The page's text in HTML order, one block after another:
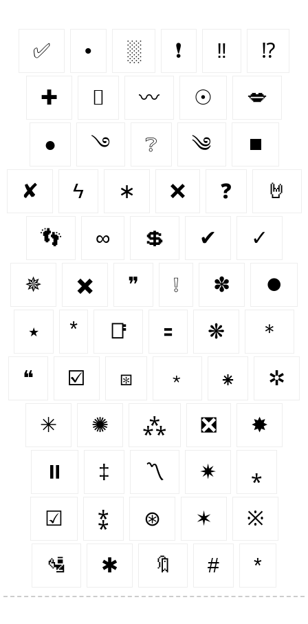
✅ • ░ ❗ ‼ ⁉
✚ 🫆 〰 ☉ 💋
● ࿓ ❔ ༄ ⏹️
✘ ϟ ∗ ❌ ❓ 🤘
👣 ∞ 💲 ✔ ✓
✵ ✖️ ❞ ❕ ✽ ⏺️
٭ 📑 🟰 ❋ ＊
❝ ☑️ ⧆ ﹡ ⁕ ✲
✳ ✺ ⁂ ❎ ✸
⏸️ ‡ 〽 ✷ ⁎
☑ ⁑ ⊛ ✶ ※
🛂 ✱ 🔖 # *